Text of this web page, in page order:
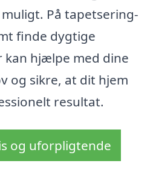
På tapetsering-
finde dygtige
hjælpe med dine
og sikre, at dit hjem
resultat.
og uforpligtende